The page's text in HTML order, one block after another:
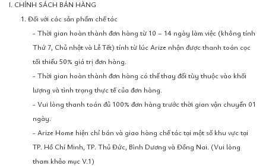
I. CHÍNH SÁCH BÁN HÀNG
1. Đối với các sản phẩm chế tác
- Thời gian hoàn thành đơn hàng từ 10 – 14 ngày làm việc (không tính
Thứ 7, Chủ nhật và Lễ Tết) tính từ lúc Arize nhận được thanh toán cọc
tối thiểu 50% giá trị đơn hàng.
- Thời gian hoàn thành đơn hàng có thể thay đổi tùy thuộc vào khối
lượng và tình trạng thực tế của đơn hàng.
- Vui lòng thanh toán đủ 100% đơn hàng trước thời gian vận chuyển 01
ngày.
- Arize Home hiện chỉ bán và giao hàng chế tác tại một số khu vực tại
TP. Hồ Chí Minh, TP. Thủ Đức, Bình Dương và Đồng Nai. (Vui lòng
tham khảo mục V.1)